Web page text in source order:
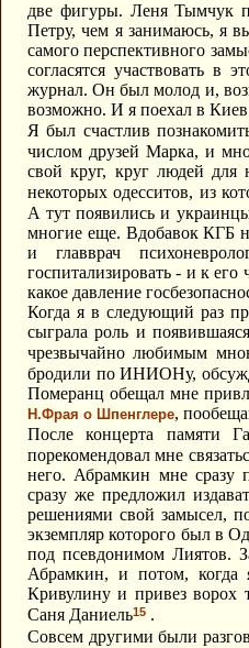
две фигуры. Леня Тымчук
Петру, чем я занимаюсь, я
самого перспективного
согласятся участвовать
журнал.Он был молод и,
возможно. И я поехал в
Я был счастлив
числом друзей Марка, и
свой круг, круг людей
некоторых одесситов, из
А тут появились и
многие еще. Вдобавок КГБ
и главврач
госпитализировать - и к его
какое давление
Когда я в следующий раз
сыграла роль и
чрезвычайно любимым
бродили по ИНИОНу,
Померанц обещал мне
Н.Фрая о Шпенглере,
После концерта памяти
порекомендовал мне
него. Абрамкин мне сразу
сразу же предложил
решениями свой замысел,
экземпляр которого был в
под псевдонимом Лиятов.
Абрамкин, и потом, когда
Кривулину и привез ворох
Саня Даниель15 .
Совсем другими были